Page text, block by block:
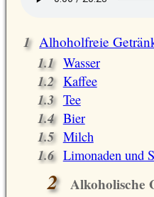
Alhoholfreie
Wasser
Kaffee
Tee
Bier
Milch
Limonaden und
Alkoholische